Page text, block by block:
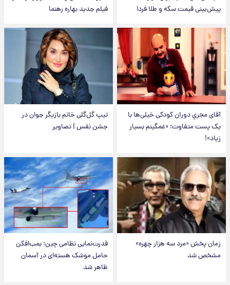
پیش‌بینی قیمت سکه و طلا فردا
فیلم جدید بهاره رهنما
آقای مجریِ دوران کودکی خیلی‌ها با
یک پست متفاوت؛ «غمگینم بسیار
زیاد»!
تیپ گل‌گلی خانم بازیگر جوان در
جشن نفس | تصاویر
زمان پخش «مرد سه هزار چهره»
مشخص شد
قدرت‌نمایی نظامی چین؛ بمب‌افکن
حامل موشک هسته‌ای در آسمان
ظاهر شد